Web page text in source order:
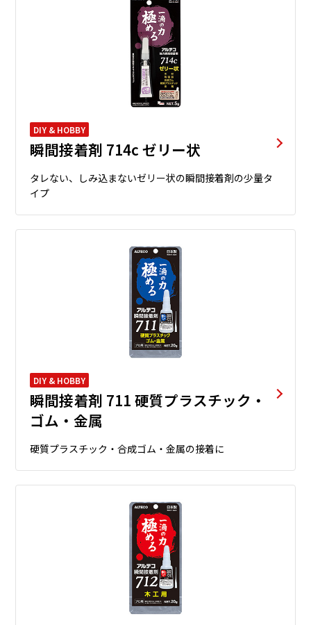
DIY & HOBBY
瞬間接着剤 714c ゼリー状
タレない、しみ込まないゼリー状の瞬間接着剤の少量タ
イプ
DIY & HOBBY
瞬間接着剤 711 硬質プラスチック・
ゴム・金属
硬質プラスチック・合成ゴム・金属の接着に